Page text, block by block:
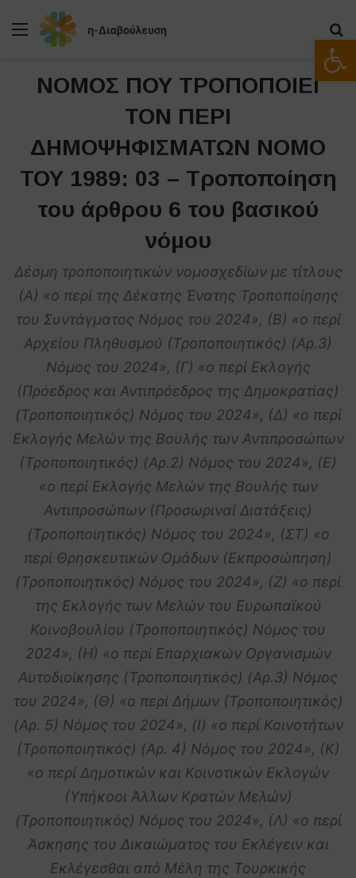
Μενού
ΝΟΜΟΣ ΠΟΥ ΤΡΟΠΟΠΟΙΕΙ
ΤΟΝ ΠΕΡΙ
ΔΗΜΟΨΗΦΙΣΜΑΤΩΝ ΝΟΜΟ
ΤΟΥ 1989: 03 – Τροποποίηση
του άρθρου 6 του βασικού
νόμου
Δέσμη τροποποιητικών νομοσχεδίων με τίτλους
(Α) «ο περί της Δέκατης Ένατης Τροποποίησης
του Συντάγματος Νόμος του 2024», (Β) «ο περί
Αρχείου Πληθυσμού (Τροποποιητικός) (Αρ.3)
Νόμος του 2024», (Γ) «ο περί Εκλογής
(Πρόεδρος και Αντιπρόεδρος της Δημοκρατίας)
(Τροποποιητικός) Νόμος του 2024», (Δ) «ο περί
Εκλογής Μελών της Βουλής των Αντιπροσώπων
(Τροποποιητικός) (Αρ.2) Νόμος του 2024», (Ε)
«ο περί Εκλογής Μελών της Βουλής των
Αντιπροσώπων (Προσωριναί Διατάξεις)
(Τροποποιητικός) Νόμος του 2024», (ΣΤ) «ο
περί Θρησκευτικών Ομάδων (Εκπροσώπηση)
(Τροποποιητικός) Νόμος του 2024», (Ζ) «ο περί
της Εκλογής των Μελών του Ευρωπαϊκού
Κοινοβουλίου (Τροποποιητικός) Νόμος του
2024», (Η) «ο περί Επαρχιακών Οργανισμών
Αυτοδιοίκησης (Τροποποιητικός) (Αρ.3) Νόμος
του 2024», (Θ) «ο περί Δήμων (Τροποποιητικός)
(Αρ. 5) Νόμος του 2024», (Ι) «ο περί Κοινοτήτων
(Τροποποιητικός) (Αρ. 4) Νόμος του 2024», (Κ)
«ο περί Δημοτικών και Κοινοτικών Εκλογών
(Υπήκοοι Άλλων Κρατών Μελών)
(Τροποποιητικός) Νόμος του 2024», (Λ) «ο περί
Άσκησης του Δικαιώματος του Εκλέγειν και
Εκλέγεσθαι από Μέλη της Τουρκικής